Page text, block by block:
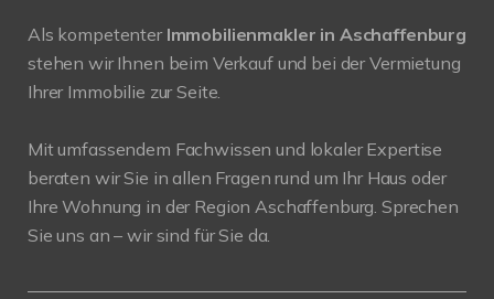
Als kompetenter Immobilienmakler in Aschaffenburg
stehen wir Ihnen beim Verkauf und bei der Vermietung
Ihrer Immobilie zur Seite.
Mit umfassendem Fachwissen und lokaler Expertise
beraten wir Sie in allen Fragen rund um Ihr Haus oder
Ihre Wohnung in der Region Aschaffenburg. Sprechen
Sie uns an – wir sind für Sie da.